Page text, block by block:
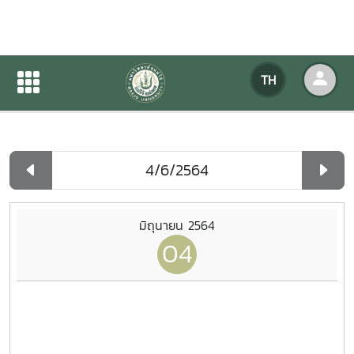
TH
ปฏิทินกิจกรรมของหน่วยงาน
ปฏิทินกิจกรรมของหน่วยงาน
มิถุนายน 2564
04